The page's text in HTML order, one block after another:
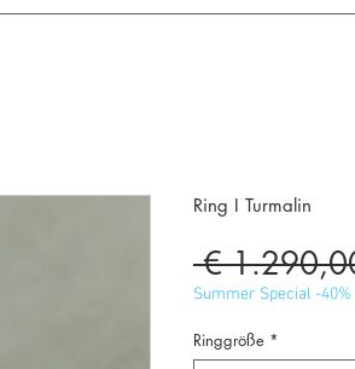
Ring I Turmalin
€
Summer Special -40%
Ringgröße *